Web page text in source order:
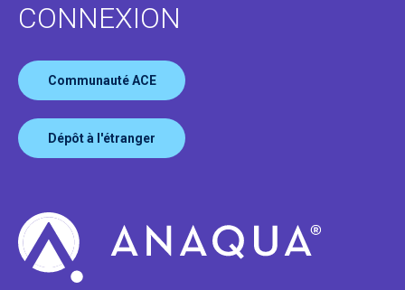
CONNEXION
Communauté ACE
Dépôt à l'étranger